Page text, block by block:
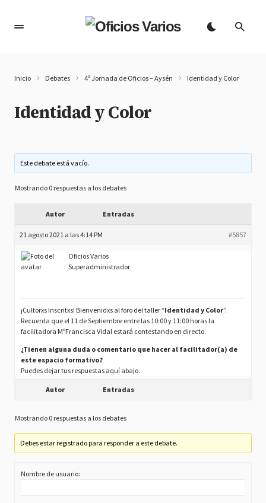
Inicio Debates 4º Jornada de Oficios – Aysén Identidad y Color
Identidad y Color
Este debate está vacío.
Mostrando 0 respuestas a los debates
Autor Entradas
21 agosto 2021 a las 4:14 PM #5857
Oficios Varios
Superadministrador
¡Cultorxs Inscritxs! Bienvenidxs al foro del taller “Identidad y Color”.
Recuerda que el 11 de Septiembre entre las 10:00 y 11:00 horas la
facilitadora MºFrancisca Vidal estará contestando en directo.
¿Tienen alguna duda o comentario que hacer al facilitador(a) de
este espacio formativo?
Puedes dejar tus respuestas aquí abajo.
Autor Entradas
Mostrando 0 respuestas a los debates
Debes estar registrado para responder a este debate.
Nombre de usuario: